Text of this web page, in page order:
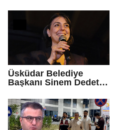
geldiniz...
Üsküdar Belediye
Başkanı Sinem Dedetaş